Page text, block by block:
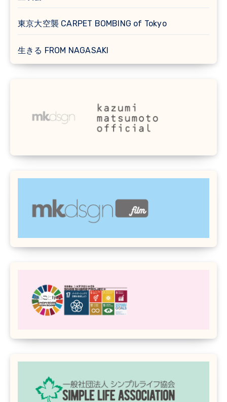
東京大空襲 CARPET BOMBING of Tokyo
生きる FROM NAGASAKI